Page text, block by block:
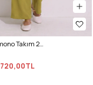
Bağcıklı Kimono Takım 26610 - YAĞ YEŞİLİ
720,00TL